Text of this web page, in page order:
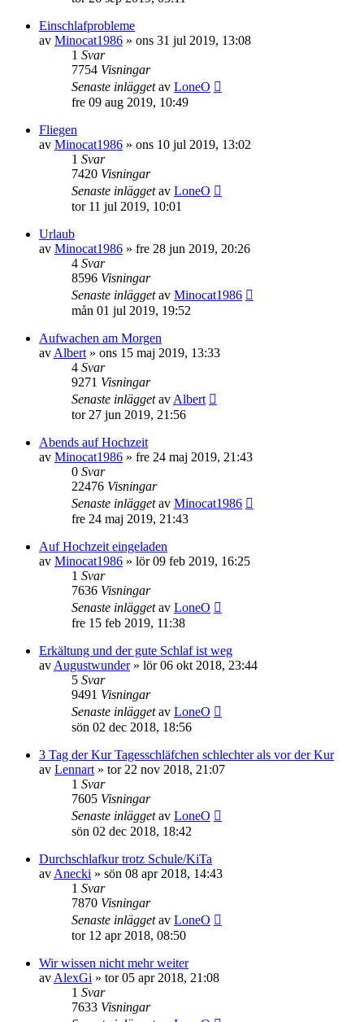
Einschlafprobleme
av Minocat1986 » ons 31 jul 2019, 13:08
1 Svar
7754 Visningar
Senaste inläggetav LoneO
fre 09 aug 2019, 10:49
Fliegen
av Minocat1986 » ons 10 jul 2019, 13:02
1 Svar
7420 Visningar
Senaste inläggetav LoneO
tor 11 jul 2019, 10:01
Urlaub
av Minocat1986 » fre 28 jun 2019, 20:26
4 Svar
8596 Visningar
Senaste inläggetav Minocat1986
mån 01 jul 2019, 19:52
Aufwachen am Morgen
av Albert » ons 15 maj 2019, 13:33
4 Svar
9271 Visningar
Senaste inläggetav Albert
tor 27 jun 2019, 21:56
Abends auf Hochzeit
av Minocat1986 » fre 24 maj 2019, 21:43
0 Svar
22476 Visningar
Senaste inläggetav Minocat1986
fre 24 maj 2019, 21:43
Auf Hochzeit eingeladen
av Minocat1986 » lör 09 feb 2019, 16:25
1 Svar
7636 Visningar
Senaste inläggetav LoneO
fre 15 feb 2019, 11:38
Erkältung und der gute Schlaf ist weg
av Augustwunder» lör 06 okt 2018, 23:44
5 Svar
9491 Visningar
Senaste inläggetav LoneO
sön 02 dec 2018, 18:56
3 Tag der Kur Tagesschläfchen schlechter als vor der Kur
av Lennart » tor 22 nov 2018, 21:07
1 Svar
7605 Visningar
Senaste inläggetav LoneO
sön 02 dec 2018, 18:42
Durchschlafkur trotz Schule/KiTa
av Anecki » sön 08 apr 2018, 14:43
1 Svar
7870 Visningar
Senaste inläggetav LoneO
tor 12 apr 2018, 08:50
Wir wissen nicht mehr weiter
av AlexGi » tor 05 apr 2018, 21:08
1 Svar
7633 Visningar